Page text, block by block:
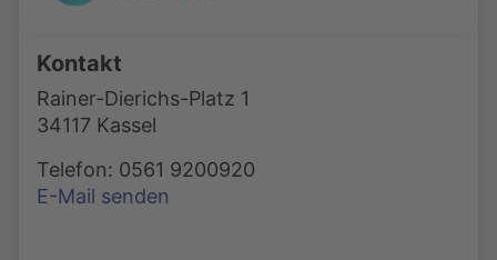
Kontakt
Rainer-Dierichs-Platz 1
34117 Kassel
Telefon: 0561 9200920
E-Mail senden